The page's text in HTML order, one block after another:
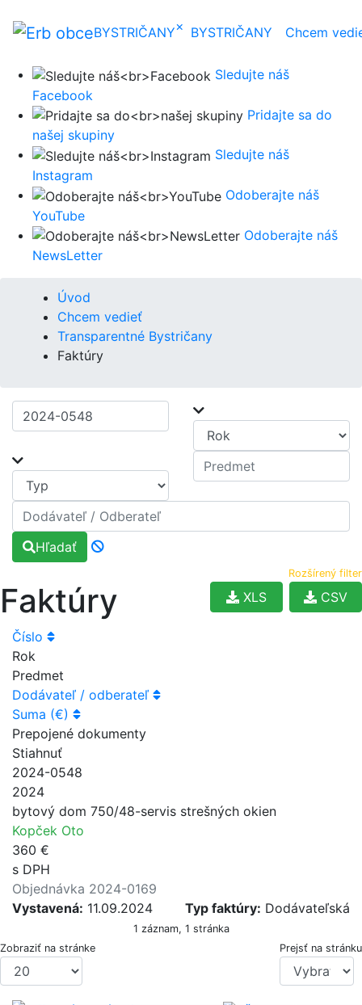
BYSTRIČANY× BYSTRIČANY Chcem
Sledujte náš
Facebook
Pridajte sa do
našej skupiny
Sledujte náš
Instagram
Odoberajte náš
YouTube
Odoberajte náš
NewsLetter
Úvod
Chcem vedieť
Transparentné Bystričany
Faktúry
Hľadať
Rozšírený filter
Faktúry CSV
XLS
Číslo
Rok
Predmet
Dodávateľ / odberateľ
Suma (€)
Prepojené dokumenty
Stiahnuť
2024-0548
2024
bytový dom 750/48-servis strešných okien
Kopček Oto
360 €
s DPH
Objednávka 2024-0169
Vystavená: 11.09.2024 Typ faktúry: Dodávateľská
1 záznam, 1 stránka
Zobraziť na stránke
Prejsť na stránku